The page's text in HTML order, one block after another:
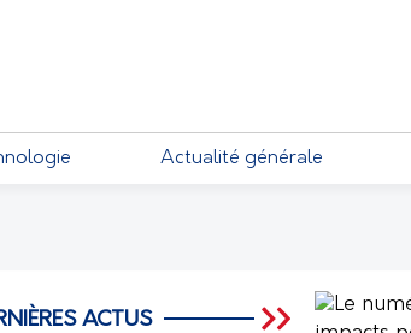
Actualité générale
ACTUS